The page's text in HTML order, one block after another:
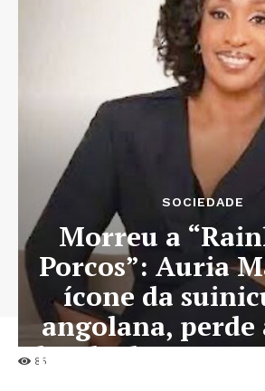
86
SOCIEDADE
Morreu a
Porcos”: Auria
ícone da
angolana, perde
bordo de voo